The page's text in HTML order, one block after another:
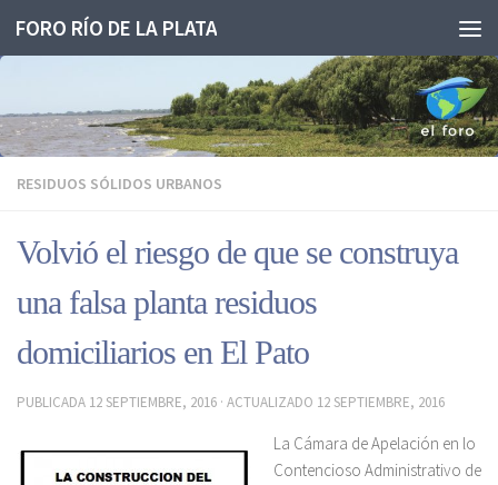
Saltar al contenido
FORO RÍO DE LA PLATA
RESIDUOS SÓLIDOS URBANOS
Volvió el riesgo de que se construya
una falsa planta residuos
domiciliarios en El Pato
PUBLICADA 12 SEPTIEMBRE, 2016 · ACTUALIZADO 12 SEPTIEMBRE, 2016
La Cámara de Apelación en lo
Contencioso Administrativo de